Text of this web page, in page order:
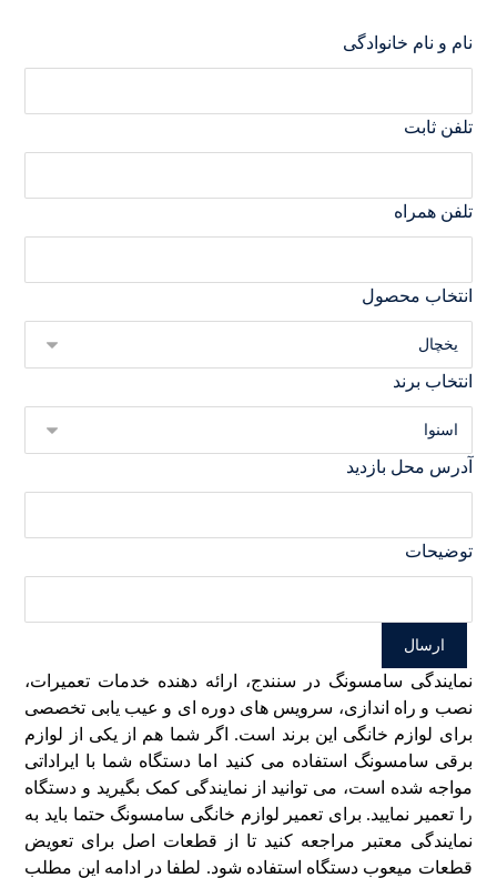
نام و نام خانوادگی
تلفن ثابت
تلفن همراه
انتخاب محصول
انتخاب برند
آدرس محل بازدید
توضیحات
نمایندگی سامسونگ در سنندج، ارائه دهنده خدمات تعمیرات،
نصب و راه اندازی، سرویس های دوره ای و عیب یابی تخصصی
برای لوازم خانگی این برند است. اگر شما هم از یکی از لوازم
برقی سامسونگ استفاده می کنید اما دستگاه شما با ایراداتی
مواجه شده است، می توانید از نمایندگی کمک بگیرید و دستگاه
را تعمیر نمایید. برای تعمیر لوازم خانگی سامسونگ حتما باید به
نمایندگی معتبر مراجعه کنید تا از قطعات اصل برای تعویض
قطعات میعوب دستگاه استفاده شود. لطفا در ادامه این مطلب